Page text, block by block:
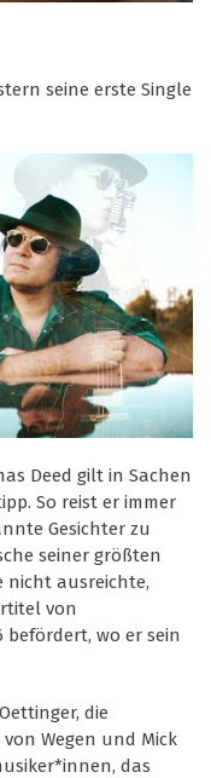
seine erste Single
Deed gilt in Sachen
So reist er immer
Gesichter zu
seiner größten
nicht ausreichte,
von
befördert, wo er sein
die
Wegen und Mick
das